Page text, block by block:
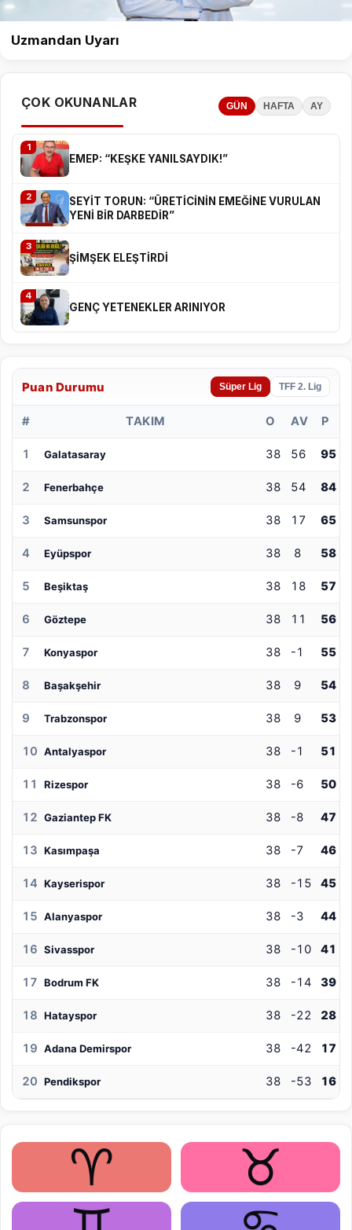
Uzmandan Uyarı
ÇOK OKUNANLAR GÜN HAFTA AY
1
EMEP: “KEŞKE YANILSAYDIK!”
2
SEYİT TORUN: “ÜRETİCİNİN EMEĞİNE VURULAN
YENİ BİR DARBEDİR”
3
ŞİMŞEK ELEŞTİRDİ
4
GENÇ YETENEKLER ARINIYOR
Puan Durumu Süper Lig TFF 2. Lig
# TAKIM O AV P
1 Galatasaray 38 56 95
2 Fenerbahçe 38 54 84
3 Samsunspor 38 17 65
4 Eyüpspor 38 8 58
5 Beşiktaş 38 18 57
6 Göztepe 38 11 56
7 Konyaspor 38 -1 55
8 Başakşehir 38 9 54
9 Trabzonspor 38 9 53
10 Antalyaspor 38 -1 51
11 Rizespor 38 -6 50
12 Gaziantep FK 38 -8 47
13 Kasımpaşa 38 -7 46
14 Kayserispor 38 -15 45
15 Alanyaspor 38 -3 44
16 Sivasspor 38 -10 41
17 Bodrum FK 38 -14 39
18 Hatayspor 38 -22 28
19 Adana Demirspor 38 -42 17
20 Pendikspor 38 -53 16
♈
♉